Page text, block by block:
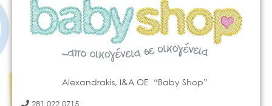
Alexandrakis, I&A OE “Baby Shop”
281 022 0715